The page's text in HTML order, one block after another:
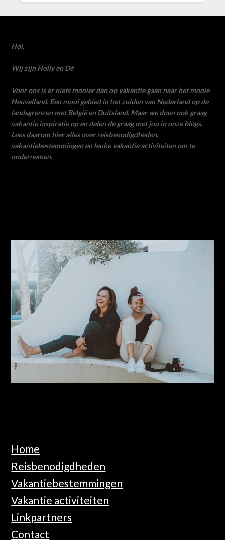
Hoi,
Wij zijn Holly en Dé
Voor ons is er niets mooier dan op vakantie gaan naar het mooie
Heuvelland. Een mooi gebied in het zuiden van Nederland op de
landsgrenzen met België en Duitsland. Maar we doen ook graag
vakantie inspiratie op en delen de graag met jou in onze blogs.
Lees daarom hier alles over reisbenodigdheden,
vakantiebestemmingen en leuke vakantie activiteiten om te
ondernemen.
Home
Reisbenodigdheden
Vakantiebestemmingen
Vakantie activiteiten
Linkpartners
Contact